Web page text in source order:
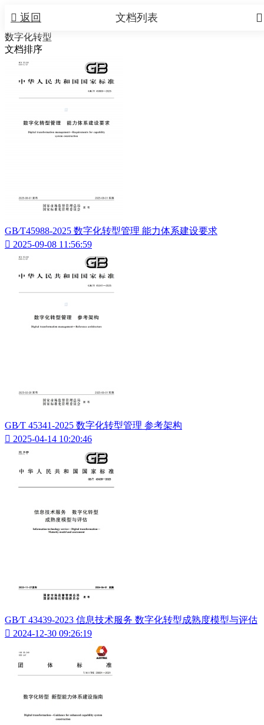
 返回 
文档列表
数字化转型
文档排序
GB∕T45988-2025 数字化转型管理 能力体系建设要求
 2025-09-08 11:56:59
GB∕T 45341-2025 数字化转型管理 参考架构
 2025-04-14 10:20:46
GB∕T 43439-2023 信息技术服务 数字化转型成熟度模型与评估
 2024-12-30 09:26:19